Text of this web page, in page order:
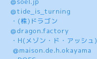
@tide_is_turning
・(株)ドラゴン
@dragon.factory
・H(メゾン・ド・アッシュ)
@maison.de.h.okayama